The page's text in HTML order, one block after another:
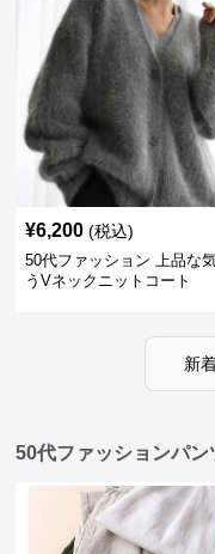
¥6,200 (税込)
50代ファッション 上品な
うVネックニットコート
新
50代ファッションパ